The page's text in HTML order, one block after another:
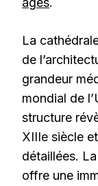
La
de
grandeur
mondial de
structure
XIIIe siècle
détaillées.
offre une